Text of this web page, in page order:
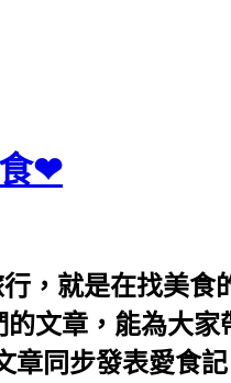
❤
，就是在找美
文章，能為大家
章同步發表愛